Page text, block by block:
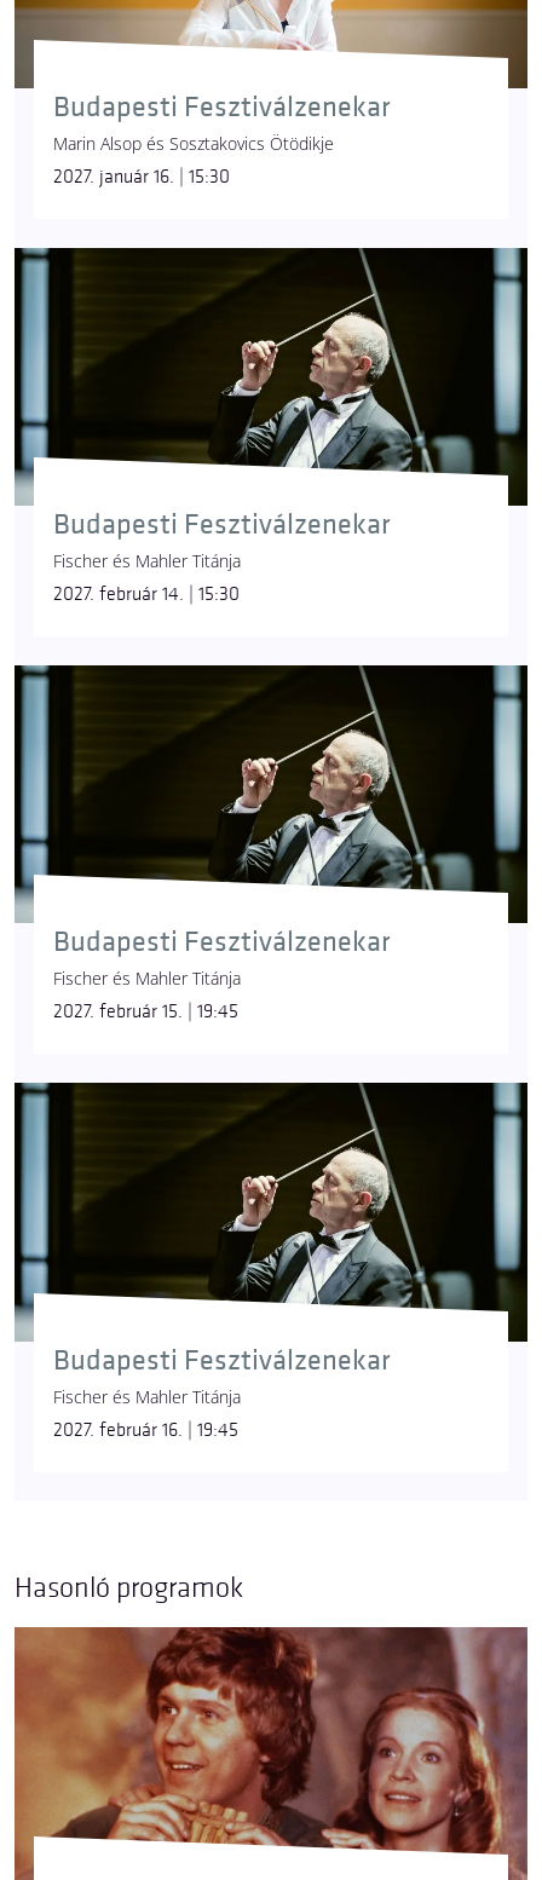
Budapesti Fesztiválzenekar
Marin Alsop és Sosztakovics Ötödikje
2027. január 16. | 15:30
Budapesti Fesztiválzenekar
Fischer és Mahler Titánja
2027. február 14. | 15:30
Budapesti Fesztiválzenekar
Fischer és Mahler Titánja
2027. február 15. | 19:45
Budapesti Fesztiválzenekar
Fischer és Mahler Titánja
2027. február 16. | 19:45
Hasonló programok